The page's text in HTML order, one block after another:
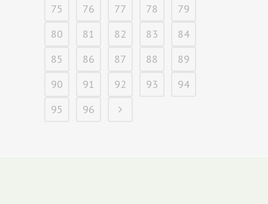
75
76 77 78
79
80
81 82 83
84
85
86 87 88
89
90
91 92 93
94
95
96